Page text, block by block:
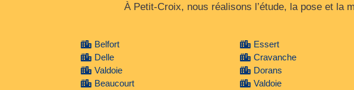
À Petit‑Croix, nous réalisons l’étude, la pose et la
Belfort
Delle
Valdoie
Beaucourt
Essert
Cravanche
Dorans
Valdoie